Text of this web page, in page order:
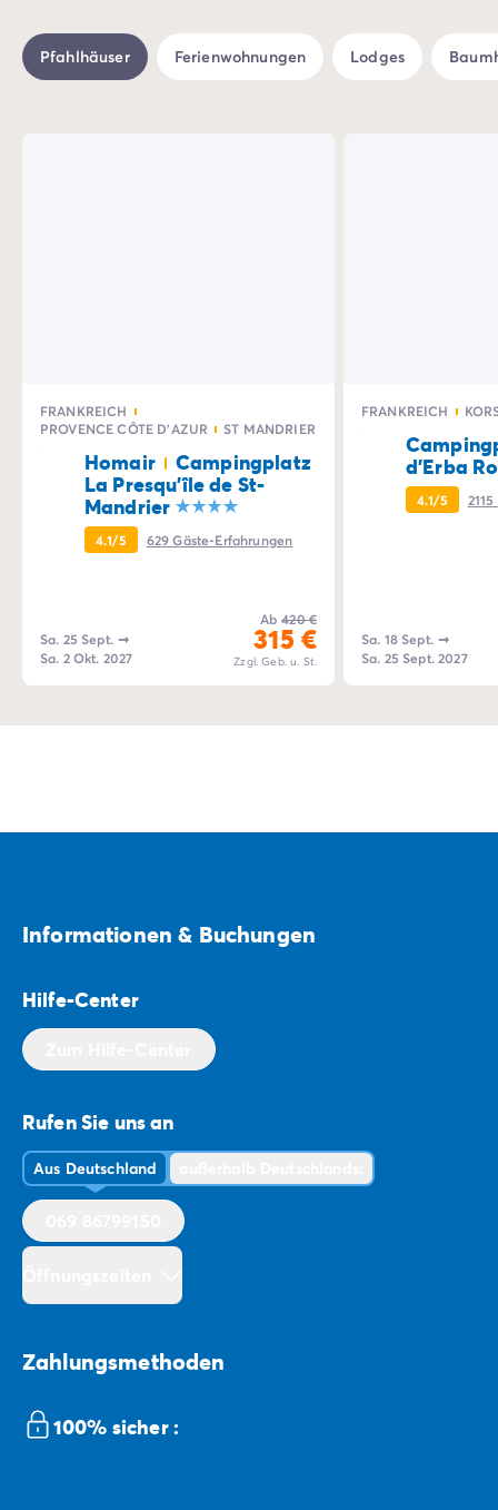
Urlaubsvorbereitung
Reiserücktrittsversicherung
Pfahlhäuser Ferienwohnungen Lodges
FRANKREICH
PROVENCE CÔTE D'AZUR
ST MANDRIER
Homair
Campingplatz
La Presqu'île de St-
Mandrier
4.1/5 629Gäste-Erfahrungen
Sa. 25 Sept. ➞
Sa. 2 Okt. 2027
Ab 420 €
315 €
Zzgl. Geb. u. St.
FRANKREICH
d'Erba
4.1/5 2115
Sa. 18 Sept. ➞
Sa. 25 Sept. 2027
Informationen & Buchungen
Hilfe-Center
Rufen Sie uns an
Aus Deutschland
Zahlungsmethoden
100% sicher :